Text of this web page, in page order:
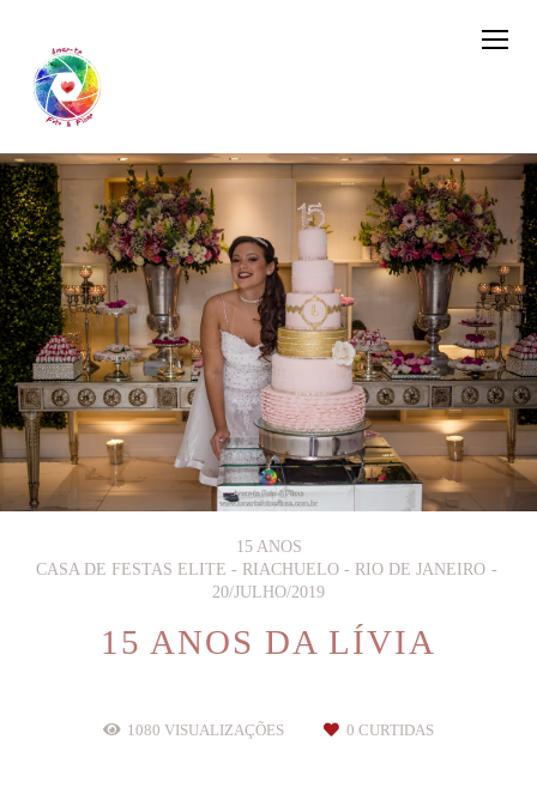
15 ANOS
CASA DE FESTAS ELITE - RIACHUELO - RIO DE JANEIRO
20/JULHO/2019
15 ANOS DA LÍVIA
1080 VISUALIZAÇÕES 0 CURTIDAS